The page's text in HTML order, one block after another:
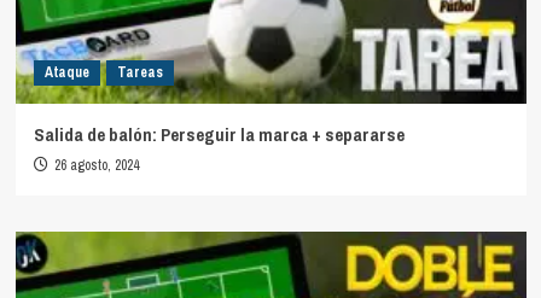
Ataque Tareas
Salida de balón: Perseguir la marca + separarse
26 agosto, 2024